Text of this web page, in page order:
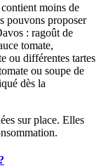
moins de
pouvons proposer
: ragoût de
tomate,
ou différentes tartes
ou soupe de
dès la
sur place. Elles